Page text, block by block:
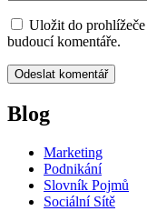
Uložit do
budoucí komentáře.
Blog
Marketing
Podnikání
Slovník Pojmů
Sociální Sítě